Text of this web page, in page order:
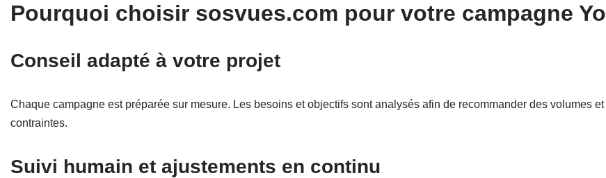
Pourquoi choisir sosvues.com pour votre campagne
Conseil adapté à votre projet
Chaque campagne est préparée sur mesure. Les besoins et objectifs sont analysés afin de recommander des volumes
contraintes.
Suivi humain et ajustements en continu